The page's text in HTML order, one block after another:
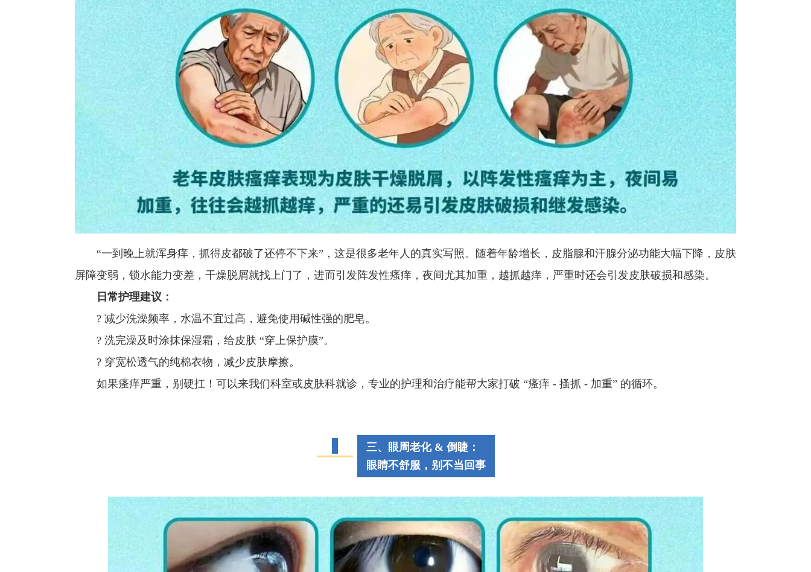
“一到晚上就浑身痒，抓得皮都破了还停不下来”，这是很多老年人的真实写照。随着年龄增长，皮脂腺和汗腺分泌功能大幅下降，皮肤
屏障变弱，锁水能力变差，干燥脱屑就找上门了，进而引发阵发性瘙痒，夜间尤其加重，越抓越痒，严重时还会引发皮肤破损和感染。
日常护理建议：
? 减少洗澡频率，水温不宜过高，避免使用碱性强的肥皂。
? 洗完澡及时涂抹保湿霜，给皮肤 “穿上保护膜”。
? 穿宽松透气的纯棉衣物，减少皮肤摩擦。
如果瘙痒严重，别硬扛！可以来我们科室或皮肤科就诊，专业的护理和治疗能帮大家打破 “瘙痒 - 搔抓 - 加重” 的循环。
三、眼周老化 & 倒睫：
眼睛不舒服，别不当回事